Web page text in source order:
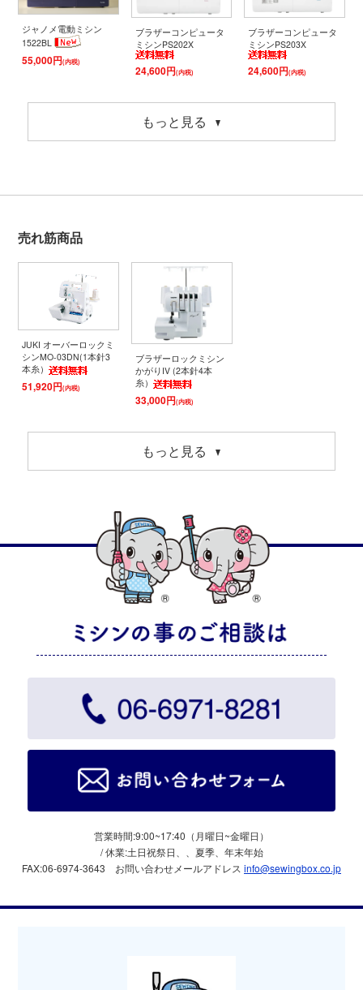
ジャノメ電動ミシン
1522BL
55,000円(内税)
ブラザーコンピュータ
ミシンPS202X
24,600円(内税)
ブラザーコンピュータ
ミシンPS203X
24,600円(内税)
もっと見る
売れ筋商品
JUKI オーバーロックミ
シンMO-03DN(1本針3
本糸）
51,920円(内税)
ブラザーロックミシン
かがりIV (2本針4本
糸）
33,000円(内税)
もっと見る
営業時間:9:00~17:40（月曜日~金曜日）
/ 休業:土日祝祭日、、夏季、年末年始
FAX:06-6974-3643 お問い合わせメールアドレス info@sewingbox.co.jp